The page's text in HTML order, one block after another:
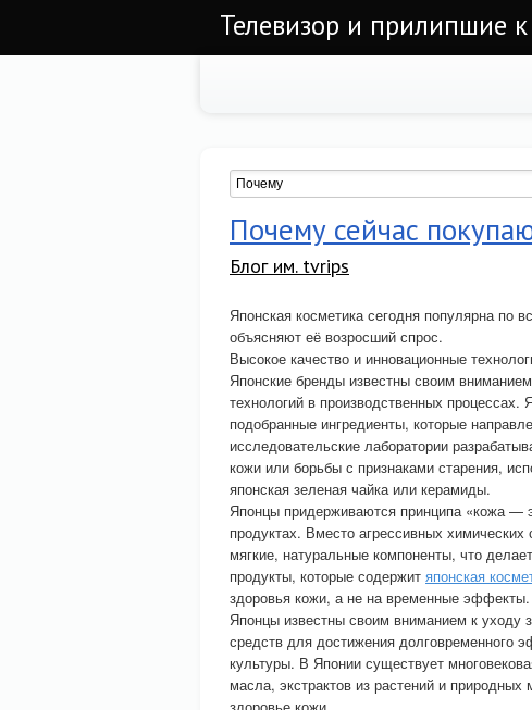
Телевизор и прилипшие
Почему сейчас
Блог им. tvrips
Японская косметика сегодня популярна по
объясняют её возросший спрос.
Высокое качество и инновационные
Японские бренды известны своим
технологий в производственных
подобранные ингредиенты, которые
исследовательские лаборатории
кожи или борьбы с признаками старения,
японская зеленая чайка или керамиды.
Японцы придерживаются принципа «кожа —
продуктах. Вместо агрессивных
мягкие, натуральные компоненты, что
продукты, которые содержит японская
здоровья кожи, а не на временные эффекты.
Японцы известны своим вниманием к уходу
средств для достижения долговременного
культуры. В Японии существует
масла, экстрактов из растений и